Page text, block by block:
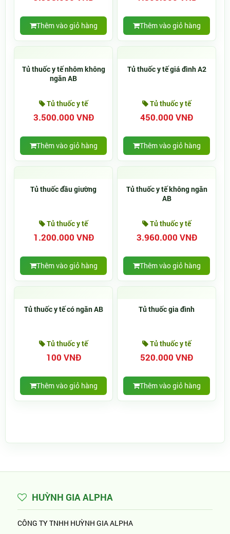
Thêm vào giỏ hàng Thêm vào giỏ hàng
Tủ thuốc y tế nhôm không
ngăn AB
Tủ thuốc y tế
3.500.000 VNĐ
Thêm vào giỏ hàng
Tủ thuốc y tế giá đình A2
Tủ thuốc y tế
450.000 VNĐ
Thêm vào giỏ hàng
Tủ thuốc đầu giường
Tủ thuốc y tế
1.200.000 VNĐ
Thêm vào giỏ hàng
Tủ thuốc y tế không ngăn
AB
Tủ thuốc y tế
3.960.000 VNĐ
Thêm vào giỏ hàng
Tủ thuốc y tế có ngăn AB
Tủ thuốc y tế
100 VNĐ
Thêm vào giỏ hàng
Tủ thuốc gia đình
Tủ thuốc y tế
520.000 VNĐ
Thêm vào giỏ hàng
HUỲNH GIA ALPHA
CÔNG TY TNHH HUỲNH GIA ALPHA